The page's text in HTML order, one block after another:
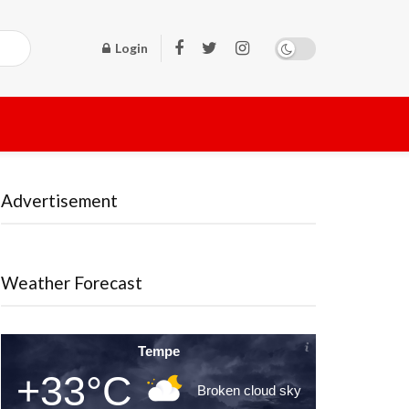
Login
Advertisement
Weather Forecast
Tempe
+33°C Broken cloud sky